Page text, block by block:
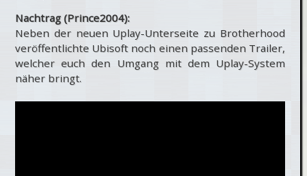
Nachtrag (Prince2004):
Neben der neuen Uplay-Unterseite zu Brotherhood
veröffentlichte Ubisoft noch einen passenden Trailer,
welcher euch den Umgang mit dem Uplay-System
näher bringt.